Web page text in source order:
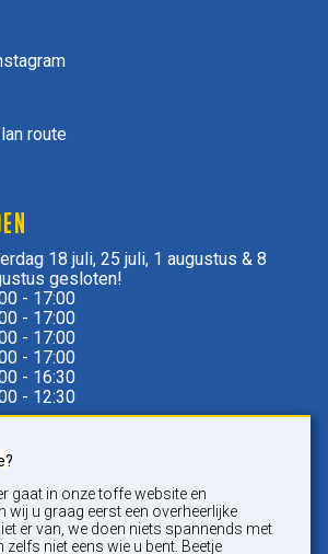
route
18 juli, 25 juli, 1 augustus & 8
gesloten!
- 17:00
- 17:00
- 17:00
- 17:00
- 16:30
- 12:30
gaat in onze toffe website en
wij u graag eerst een overheerlijke
er van, we doen niets spannends met
zelfs niet eens wie u bent. Beetje